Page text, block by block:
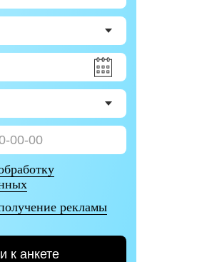
рекламы
к анкете